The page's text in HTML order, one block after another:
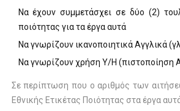
Να έχουν συμμετάσχει σε δύο (2)
ποιότητας για τα έργα αυτά
Να γνωρίζουν ικανοποιητικά Αγγλικά
Να γνωρίζουν χρήση Υ/Η (πιστοποίηση
Σε περίπτωση που ο αριθμός των
Εθνικής Ετικέτας Ποιότητας στα έργα